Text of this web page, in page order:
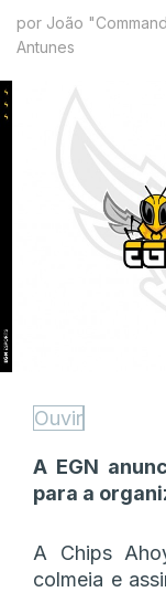
por João
Antunes
Ouvir
A EGN
para a
A Chips
colmeia e